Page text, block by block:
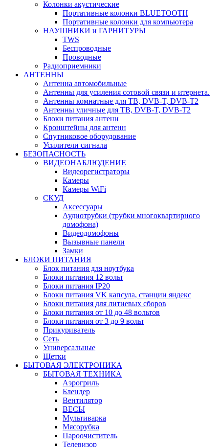
Колонки акустические
Портативные колонки BLUETOOTH
Портативные колонки для компьютера
НАУШНИКИ и ГАРНИТУРЫ
TWS
Беспроводные
Проводные
Радиоприемники
АНТЕННЫ
Антенна автомобильные
Антенны для усиления сотовой связи и итернета.
Антенны комнатные для ТВ, DVB-T, DVB-T2
Антенны уличные для ТВ, DVB-T, DVB-T2
Блоки питания антенн
Кронштейны для антенн
Спутниковое оборудование
Усилители сигнала
БЕЗОПАСНОСТЬ
ВИДЕОНАБЛЮДЕНИЕ
Видеорегистраторы
Камеры
Камеры WiFi
СКУД
Аксессуары
Аудиотрубки (трубки многоквартирного
домофона)
Видеодомофоны
Вызывные панели
Замки
БЛОКИ ПИТАНИЯ
Блок питания для ноутбука
Блоки питания 12 вольт
Блоки питания IP20
Блоки питания VK капсула, станции яндекс
Блоки питания для литиевых сборов
Блоки питания от 10 до 48 вольтов
Блоки питания от 3 до 9 вольт
Прикуриватель
Сеть
Универсальные
Щетки
БЫТОВАЯ ЭЛЕКТРОНИКА
БЫТОВАЯ ТЕХНИКА
Аэрогриль
Блендер
Вентилятор
ВЕСЫ
Мультиварка
Мясорубка
Пароочиститель
Телевизор